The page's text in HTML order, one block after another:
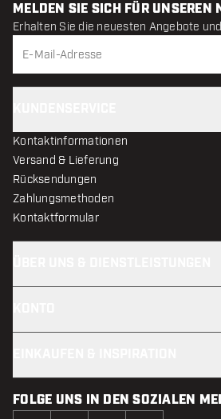
MELDEN SIE SICH FÜR UNSEREN
Erhalten Sie die neuesten Angebote
Kontaktinformationen
Versand & Lieferung
Rücksendungen
Zahlungsmethoden
Kontaktformular
FOLGE UNS IN DEN SOZIALEN